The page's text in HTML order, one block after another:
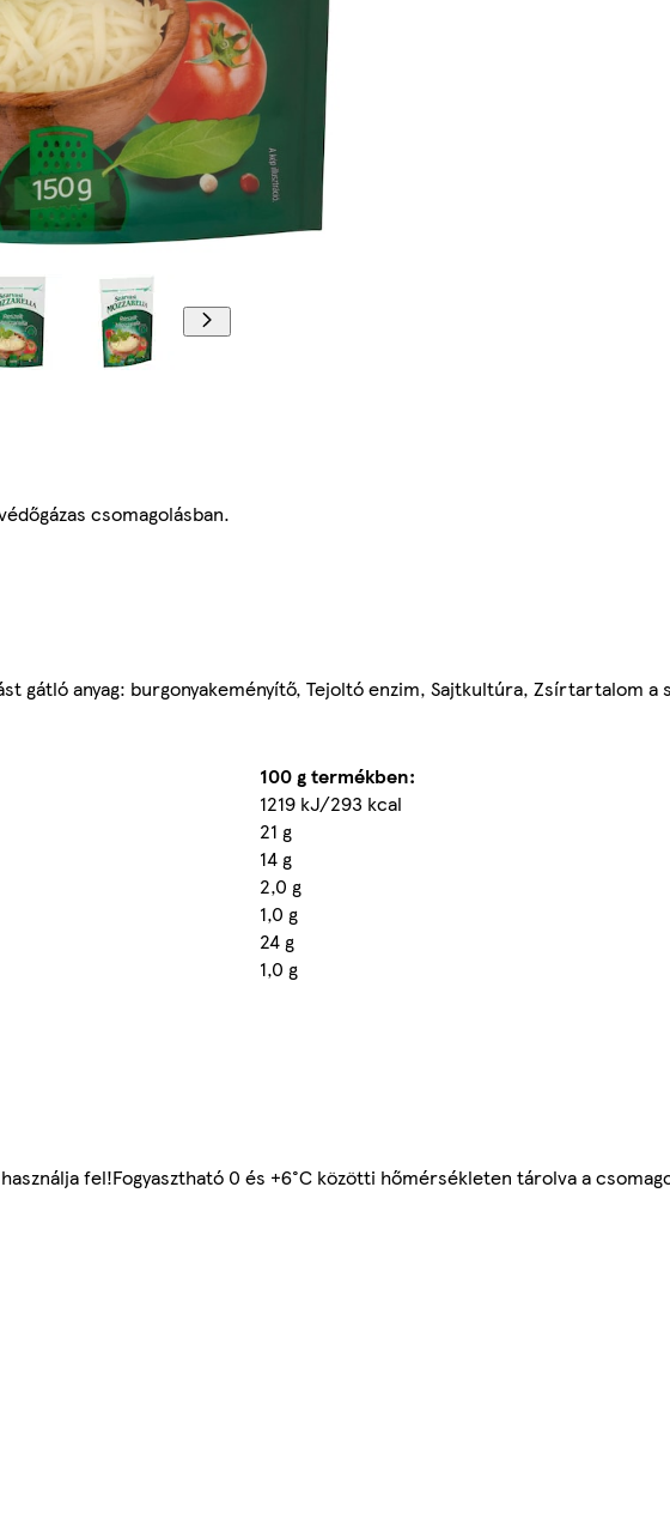
csomagolásban.
gátló anyag: burgonyakeményítő, Tejoltó enzim, Sajtkultúra, Zsírtartalom a
100 g termékben:
1219 kJ/293 kcal
21 g
14 g
2,0 g
1,0 g
24 g
1,0 g
fel!Fogyasztható 0 és +6°C közötti hőmérsékleten tárolva a